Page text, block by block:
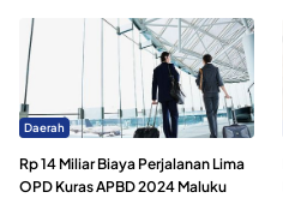
Daerah
Rp 14 Miliar Biaya Perjalanan Lima
OPD Kuras APBD 2024 Maluku